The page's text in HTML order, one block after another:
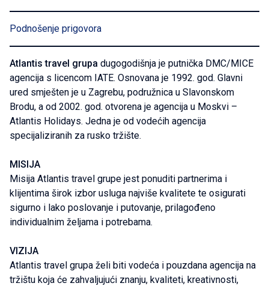
Podnošenje prigovora
Atlantis travel grupa dugogodišnja je putnička DMC/MICE
agencija s licencom IATE. Osnovana je 1992. god. Glavni
ured smješten je u Zagrebu, podružnica u Slavonskom
Brodu, a od 2002. god. otvorena je agencija u Moskvi –
Atlantis Holidays. Jedna je od vodećih agencija
specijaliziranih za rusko tržište.
MISIJA
Misija Atlantis travel grupe jest ponuditi partnerima i
klijentima širok izbor usluga najviše kvalitete te osigurati
sigurno i lako poslovanje i putovanje, prilagođeno
individualnim željama i potrebama.
VIZIJA
Atlantis travel grupa želi biti vodeća i pouzdana agencija na
tržištu koja će zahvaljujući znanju, kvaliteti, kreativnosti,